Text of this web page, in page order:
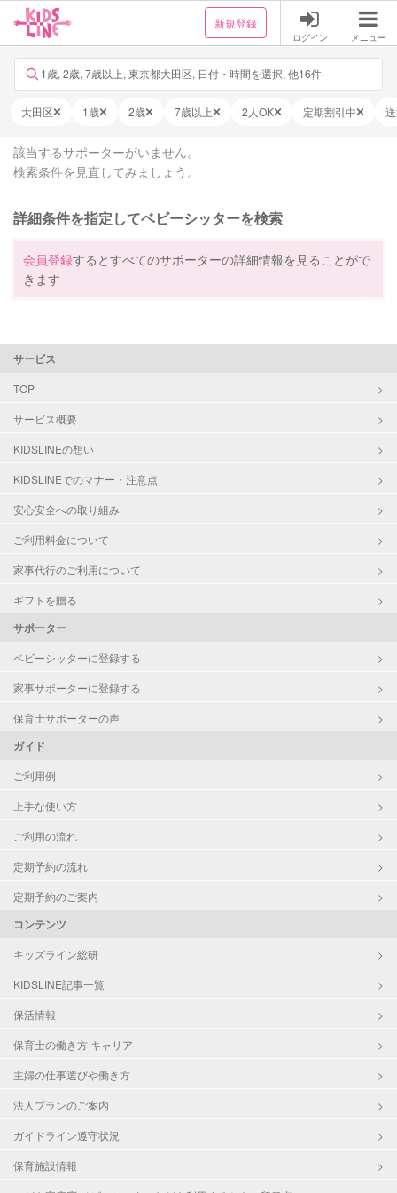
新規登録
ログイン メニュー
1歳, 2歳, 7歳以上, 東京都大田区, 日付・時間を選択, 他16件
大田区 1歳 2歳 7歳以上 2人OK 定期割引中
該当するサポーターがいません。
検索条件を見直してみましょう。
詳細条件を指定してベビーシッターを検索
会員登録するとすべてのサポーターの詳細情報を見ることがで
きます
サービス
TOP
サービス概要
KIDSLINEの想い
KIDSLINEでのマナー・注意点
安心安全への取り組み
ご利用料金について
家事代行のご利用について
ギフトを贈る
サポーター
ベビーシッターに登録する
家事サポーターに登録する
保育士サポーターの声
ガイド
ご利用例
上手な使い方
ご利用の流れ
定期予約の流れ
定期予約のご案内
コンテンツ
キッズライン総研
KIDSLINE記事一覧
保活情報
保育士の働き方 キャリア
主婦の仕事選びや働き方
法人プランのご案内
ガイドライン遵守状況
保育施設情報